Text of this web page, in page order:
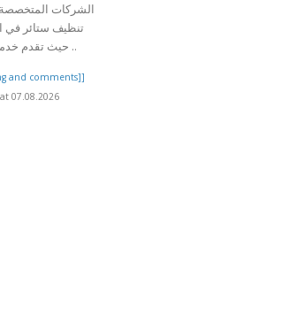
الشركات
تنظيف ستائر في
حيث تقدم خدمات تنظيف ..
and comments]]
07.08.2026